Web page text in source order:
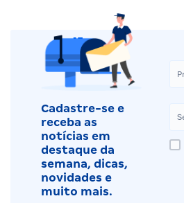
Cadastre-se e
receba as
notícias em
destaque da
semana, dicas,
novidades e
muito mais.